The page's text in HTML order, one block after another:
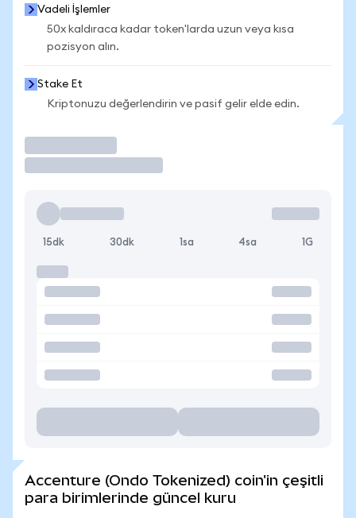
Vadeli İşlemler
50x kaldıraca kadar token'larda uzun veya kısa
pozisyon alın.
Stake Et
Kriptonuzu değerlendirin ve pasif gelir elde edin.
15dk 30dk 1sa 4sa 1G
Accenture (Ondo Tokenized) coin'in çeşitli
para birimlerinde güncel kuru